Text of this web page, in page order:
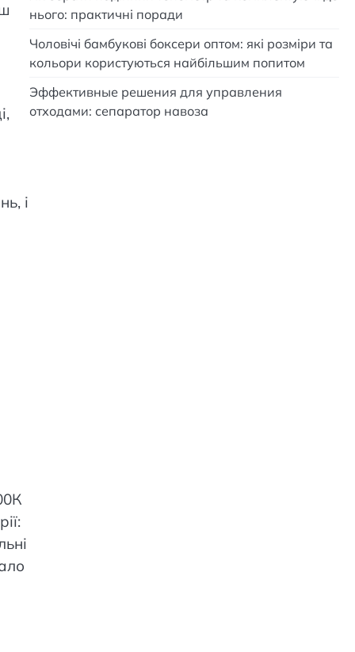
і
нього: практичні поради
Чоловічі бамбукові боксери оптом: які розміри та
кольори користуються найбільшим попитом
Эффективные решения для управления
отходами: сепаратор навоза